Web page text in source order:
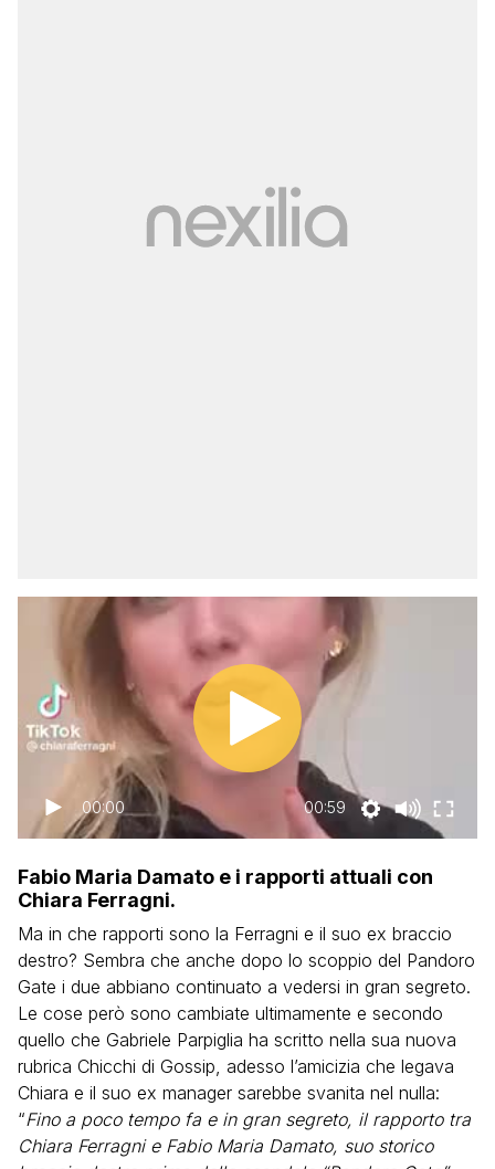
00:00 00:59
Fabio Maria Damato e i rapporti attuali con
Chiara Ferragni.
Ma in che rapporti sono la Ferragni e il suo ex braccio
destro? Sembra che anche dopo lo scoppio del Pandoro
Gate i due abbiano continuato a vedersi in gran segreto.
Le cose però sono cambiate ultimamente e secondo
quello che Gabriele Parpiglia ha scritto nella sua nuova
rubrica Chicchi di Gossip, adesso l’amicizia che legava
Chiara e il suo ex manager sarebbe svanita nel nulla:
“Fino a poco tempo fa e in gran segreto, il rapporto tra
Chiara Ferragni e Fabio Maria Damato, suo storico